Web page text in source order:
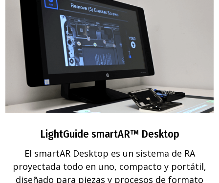
LightGuide smartAR™ Desktop
El smartAR Desktop es un sistema de RA
proyectada todo en uno, compacto y portátil,
diseñado para piezas y procesos de formato